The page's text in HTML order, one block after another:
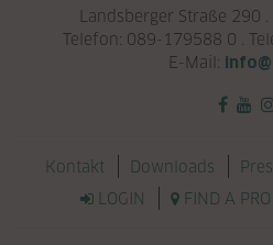
Landsberger Straße 290
Telefon: 089-179588 0 .
E-Mail:
Navigation überspringen
Kontakt Downloads
LOGIN
FIND A PRO